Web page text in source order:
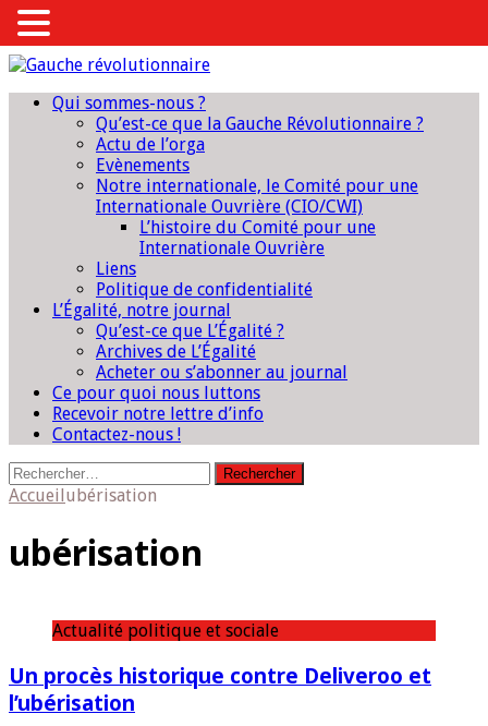
Qui sommes-nous ?
Qu’est-ce que la Gauche Révolutionnaire ?
Actu de l’orga
Evènements
Notre internationale, le Comité pour une
Internationale Ouvrière (CIO/CWI)
L’histoire du Comité pour une
Internationale Ouvrière
Liens
Politique de confidentialité
L’Égalité, notre journal
Qu’est-ce que L’Égalité ?
Archives de L’Égalité
Acheter ou s’abonner au journal
Ce pour quoi nous luttons
Recevoir notre lettre d’info
Contactez-nous !
Rechercher :
Accueilubérisation
ubérisation
Actualité politique et sociale
Un procès historique contre Deliveroo et
l’ubérisation